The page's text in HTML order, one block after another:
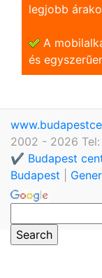
legjobb
A
és
2002 - 2026
✔️ Budapest
Budapest